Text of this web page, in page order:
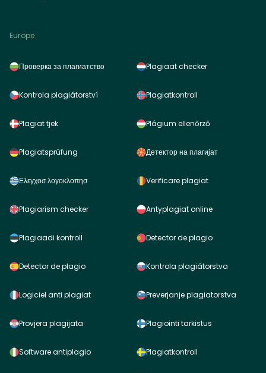
Europe
Проверка за плагиатство
Kontrola plagiátorství
Plagiat tjek
Plagiatsprüfung
Ελεγχοσ λογοκλοπησ
Plagiarism checker
Plagiaadi kontroll
Detector de plagio
Logiciel anti plagiat
Provjera plagijata
Software antiplagio
Plagiaat checker
Plagiatkontroll
Plágium ellenőrző
Детектор на плагијат
Verificare plagiat
Antyplagiat online
Detector de plagio
Kontrola plagiátorstva
Preverjanje plagiatorstva
Plagiointi tarkistus
Plagiatkontroll